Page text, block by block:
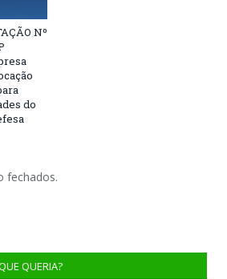
Nº
do
fechados.
QUERIA?